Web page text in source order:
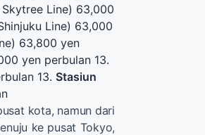
Line) 63,000
Line) 63,000
63,800 yen
yen perbulan 13.
13. Stasiun
kota, namun dari
ke pusat Tokyo,